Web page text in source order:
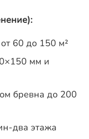
60 до 150 м²
мм и
бревна до 200
два этажа